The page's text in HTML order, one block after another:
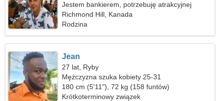
Jestem bankierem, potrzebuję atrakcyjnej
kobiety
Richmond Hill, Kanada
Rodzina
Jean
27 lat, Ryby
Mężczyzna szuka kobiety 25-31
180 cm (5'11"), 72 kg (158 funtów)
Krótkoterminowy związek